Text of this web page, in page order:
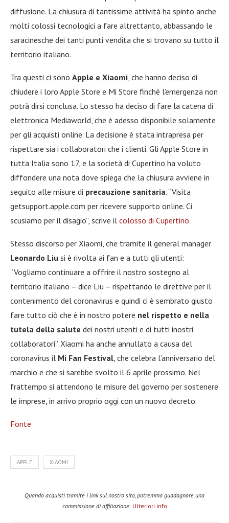
diffusione. La chiusura di tantissime attività ha spinto anche
molti colossi tecnologici a fare altrettanto, abbassando le
saracinesche dei tanti punti vendita che si trovano su tutto il
territorio italiano.
Tra questi ci sono Apple e Xiaomi, che hanno deciso di
chiudere i loro Apple Store e Mi Store finchè l’emergenza non
potrà dirsi conclusa. Lo stesso ha deciso di fare la catena di
elettronica Mediaworld, che è adesso disponibile solamente
per gli acquisti online. La decisione è stata intrapresa per
rispettare sia i collaboratori che i clienti. Gli Apple Store in
tutta Italia sono 17, e la società di Cupertino ha voluto
diffondere una nota dove spiega che la chiusura avviene in
seguito alle misure di precauzione sanitaria. “Visita
getsupport.apple.com per ricevere supporto online. Ci
scusiamo per il disagio”, scrive il colosso di Cupertino.
Stesso discorso per Xiaomi, che tramite il general manager
Leonardo Liu si è rivolta ai fan e a tutti gli utenti:
“Vogliamo continuare a offrire il nostro sostegno al
territorio italiano – dice Liu – rispettando le direttive per il
contenimento del coronavirus e quindi ci è sembrato giusto
fare tutto ciò che è in nostro potere nel rispetto e nella
tutela della salute dei nostri utenti e di tutti inostri
collaboratori”. Xiaomi ha anche annullato a causa del
coronavirus il Mi Fan Festival, che celebra l’anniversario del
marchio e che si sarebbe svolto il 6 aprile prossimo. Nel
frattempo si attendono le misure del governo per sostenere
le imprese, in arrivo proprio oggi con un nuovo decreto.
Fonte
APPLE XIAOMI
Quando acquisti tramite i link sul nostro sito, potremmo guadagnare una
commissione di affiliazione. Ulteriori info